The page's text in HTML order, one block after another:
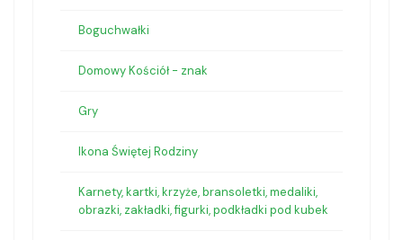
Boguchwałki
Domowy Kościół - znak
Gry
Ikona Świętej Rodziny
Karnety, kartki, krzyże, bransoletki, medaliki,
obrazki, zakładki, figurki, podkładki pod kubek